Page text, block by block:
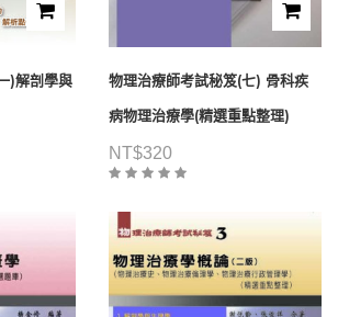
)解剖學與
物理治療師考試秘笈(七) 骨科疾
病物理治療學(精選重點整理)
NT$320